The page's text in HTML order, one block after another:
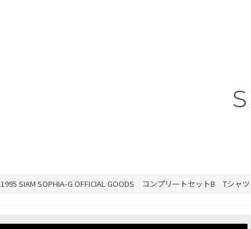
1995 SIAM SOPHIA-G OFFICIAL GOODS コンプリートセットB Tシャ